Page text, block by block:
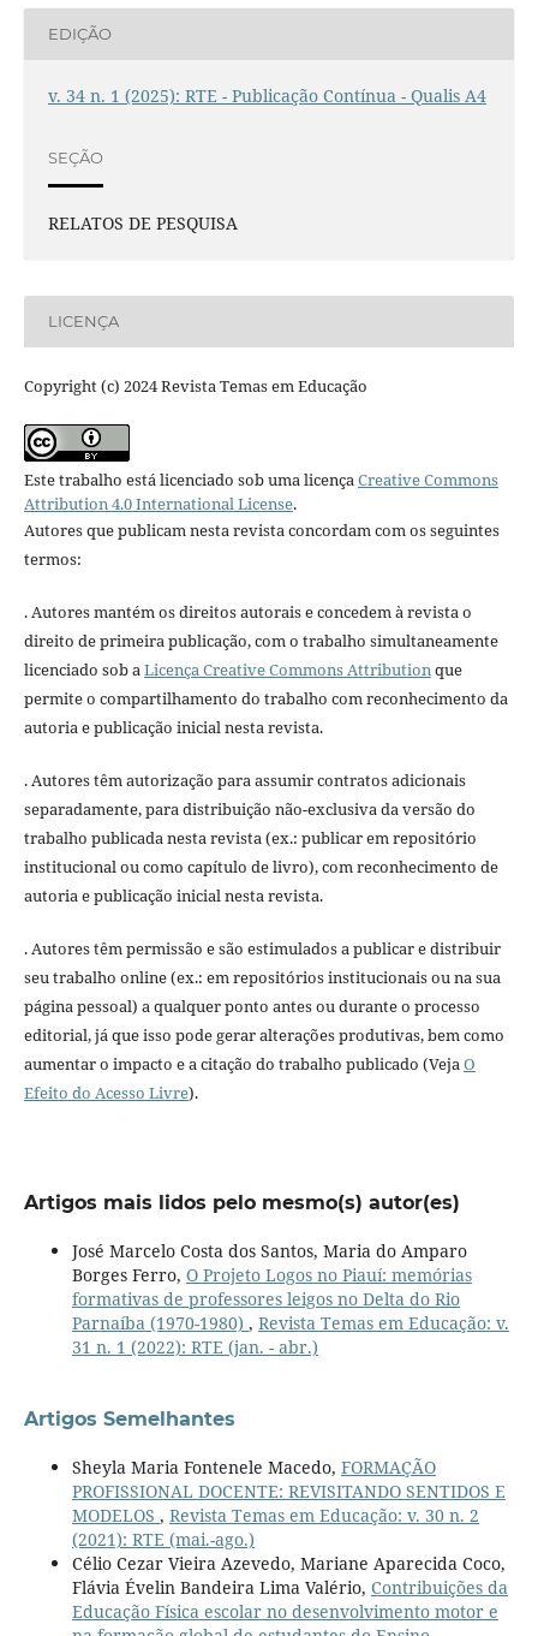
EDIÇÃO
v. 34 n. 1 (2025): RTE - Publicação Contínua - Qualis A4
SEÇÃO
RELATOS DE PESQUISA
LICENÇA
Copyright (c) 2024 Revista Temas em Educação
Este trabalho está licenciado sob uma licençaCreative Commons
Attribution 4.0 International License.
Autores que publicam nesta revista concordam com os seguintes
termos:
. Autores mantém os direitos autorais e concedem à revista o
direito de primeira publicação, com o trabalho simultaneamente
licenciado sob aLicença Creative Commons Attributionque
permite o compartilhamento do trabalho com reconhecimento da
autoria e publicação inicial nesta revista.
. Autores têm autorização para assumir contratos adicionais
separadamente, para distribuição não-exclusiva da versão do
trabalho publicada nesta revista (ex.: publicar em repositório
institucional ou como capítulo de livro), com reconhecimento de
autoria e publicação inicial nesta revista.
. Autores têm permissão e são estimulados a publicar e distribuir
seu trabalho online (ex.: em repositórios institucionais ou na sua
página pessoal) a qualquer ponto antes ou durante o processo
editorial, já que isso pode gerar alterações produtivas, bem como
aumentar o impacto e a citação do trabalho publicado (VejaO
Efeito do Acesso Livre).
Artigos mais lidos pelo mesmo(s) autor(es)
José Marcelo Costa dos Santos, Maria do Amparo
Borges Ferro, O Projeto Logos no Piauí: memórias
formativas de professores leigos no Delta do Rio
Parnaíba (1970-1980) , Revista Temas em Educação: v.
31 n. 1 (2022): RTE (jan. - abr.)
Artigos Semelhantes
Sheyla Maria Fontenele Macedo, FORMAÇÃO
PROFISSIONAL DOCENTE: REVISITANDO SENTIDOS E
MODELOS , Revista Temas em Educação: v. 30 n. 2
(2021): RTE (mai.-ago.)
Célio Cezar Vieira Azevedo, Mariane Aparecida Coco,
Flávia Évelin Bandeira Lima Valério, Contribuições da
Educação Física escolar no desenvolvimento motor e